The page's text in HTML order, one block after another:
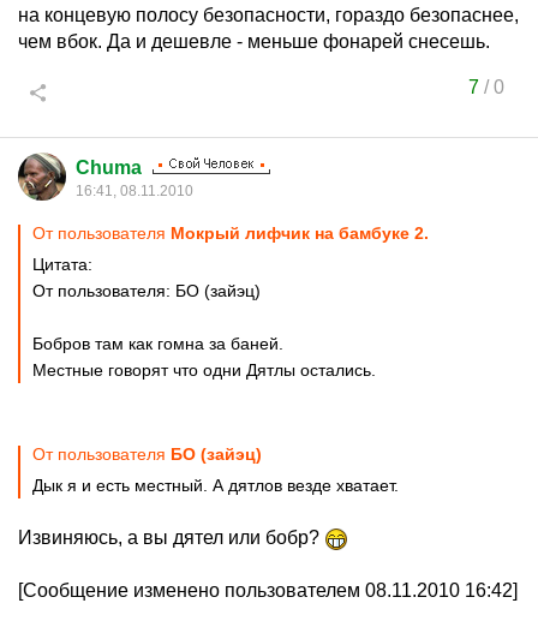
на концевую полосу безопасности, гораздо безопаснее,
чем вбок. Да и дешевле - меньше фонарей снесешь.
7/0
Chuma
16:41, 08.11.2010
От пользователя Мокрый лифчик на бамбуке 2.
Цитата:
От пользователя: БО (зайэц)
Бобров там как гомна за баней.
Местные говорят что одни Дятлы остались.
От пользователя БО (зайэц)
Дык я и есть местный. А дятлов везде хватает.
Извиняюсь, а вы дятел или бобр?
[Сообщение изменено пользователем 08.11.2010 16:42]